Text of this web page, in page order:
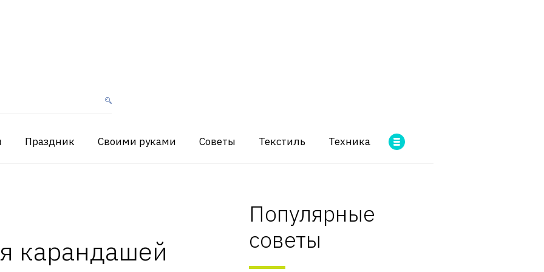
Праздник Своими руками Советы Текстиль Техника
карандашей
Популярные
советы